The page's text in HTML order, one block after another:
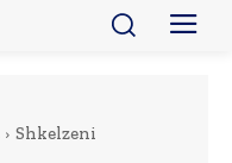
Shkelzeni